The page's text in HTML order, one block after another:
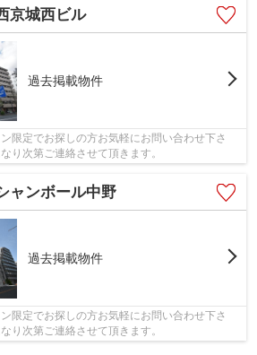
京城西ビル
過去掲載物件
限定でお探しの方お気軽にお問い合わせ下さ
り次第ご連絡させて頂きます。
ャンボール中野
過去掲載物件
限定でお探しの方お気軽にお問い合わせ下さ
り次第ご連絡させて頂きます。